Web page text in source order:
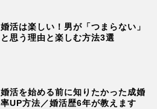
婚活は楽しい！男が「つまらない」
と思う理由と楽しむ方法3選
婚活を始める前に知りたかった成婚
率UP方法／婚活歴6年が教えます